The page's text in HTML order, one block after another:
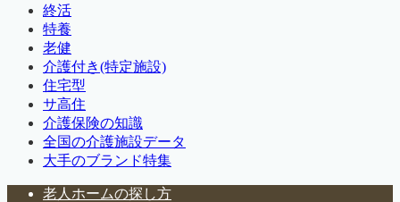
終活
特養
老健
介護付き(特定施設)
住宅型
サ高住
介護保険の知識
全国の介護施設データ
大手のブランド特集
老人ホームの探し方